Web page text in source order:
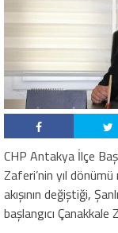
CHP Antakya İlçe
Zaferi’nin yıl dönümü
akışının değiştiği,
başlangıcı Çanakkale